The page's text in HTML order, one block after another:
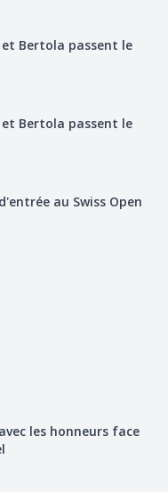
Bertola passent le
Bertola passent le
au Swiss Open
les honneurs face